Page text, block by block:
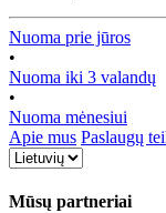
Nuoma prie jūros
•
Nuoma iki 3 valandų
•
Nuoma mėnesiui
Apie mus Paslaugų
Mūsų partneriai